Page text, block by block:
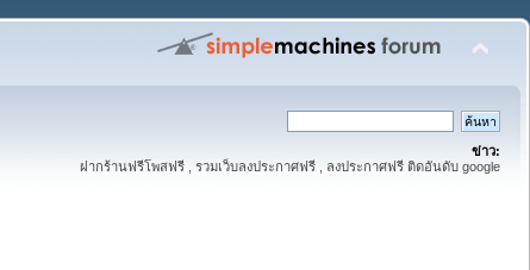
ข่าว:
ฝากร้านฟรีโพสฟรี , รวมเว็บลงประกาศฟรี , ลงประกาศฟรี ติดอันดับ google